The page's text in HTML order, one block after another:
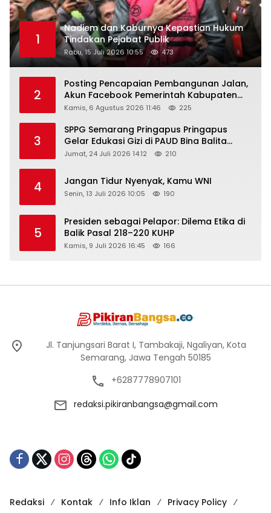
1
Nadiem dan Kaburnya Kepastian Hukum
Tindakan Pejabat Publik
Rabu, 15 Juli 2026 10:55 473
2
Posting Pencapaian Pembangunan Jalan,
Akun Facebook Pemerintah Kabupaten
Rembang “Dirujak” Warganet
Kamis, 6 Agustus 2026 11:46 225
3
SPPG Semarang Pringapus Pringapus
Gelar Edukasi Gizi di PAUD Bina Balita
Peringati Hari Anak Nasional 2026
Jumat, 24 Juli 2026 14:12 210
4 Jangan Tidur Nyenyak, Kamu WNI
Senin, 13 Juli 2026 10:05 190
5
Presiden sebagai Pelapor: Dilema Etika di
Balik Pasal 218–220 KUHP
Kamis, 9 Juli 2026 16:45 166
Jl. Tanjungsari Barat I, Tambakaji, Ngaliyan, Kota
Semarang, Jawa Tengah 50185
+6287778907101
redaksi.pikiranbangsa@gmail.com
Redaksi Kontak Info Iklan
Privacy Policy